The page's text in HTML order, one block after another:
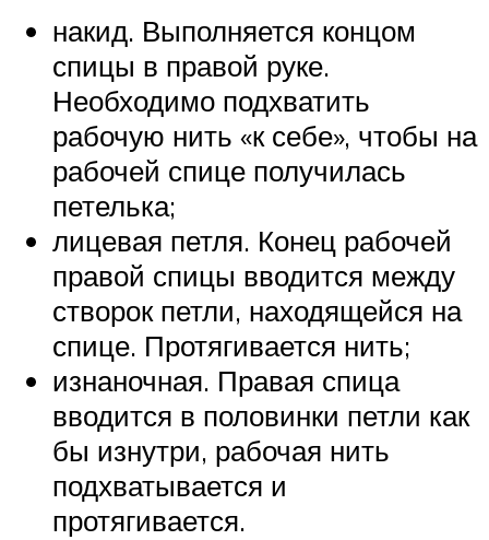
накид. Выполняется концом
спицы в правой руке.
Необходимо подхватить
рабочую нить «к себе», чтобы на
рабочей спице получилась
петелька;
лицевая петля. Конец рабочей
правой спицы вводится между
створок петли, находящейся на
спице. Протягивается нить;
изнаночная. Правая спица
вводится в половинки петли как
бы изнутри, рабочая нить
подхватывается и
протягивается.